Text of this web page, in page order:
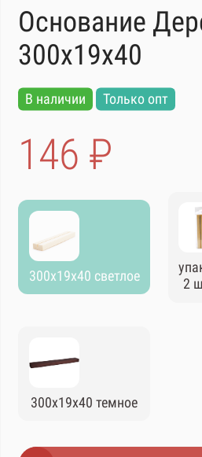
Основание
300х19х40
В наличии Только опт
146 ₽
300х19х40 светлое
2
300х19х40 темное